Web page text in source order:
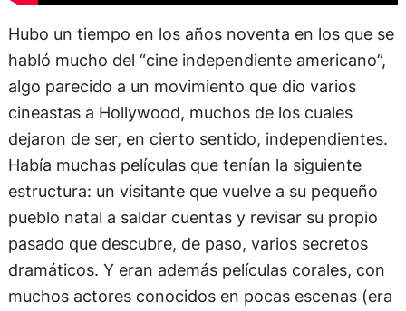
Hubo un tiempo en los años noventa en los que se
habló mucho del “cine independiente americano”,
algo parecido a un movimiento que dio varios
cineastas a Hollywood, muchos de los cuales
dejaron de ser, en cierto sentido, independientes.
Había muchas películas que tenían la siguiente
estructura: un visitante que vuelve a su pequeño
pueblo natal a saldar cuentas y revisar su propio
pasado que descubre, de paso, varios secretos
dramáticos. Y eran además películas corales, con
muchos actores conocidos en pocas escenas (era